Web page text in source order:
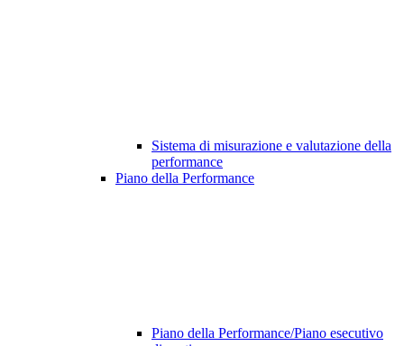
Sistema di misurazione e valutazione della
performance
Piano della Performance
Piano della Performance/Piano esecutivo